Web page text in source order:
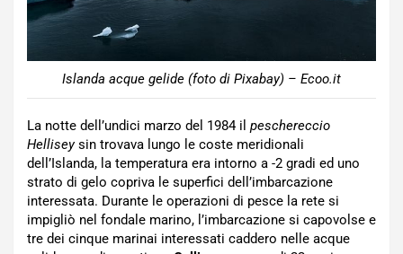
Islanda acque gelide (foto di Pixabay) – Ecoo.it
La notte dell’undici marzo del 1984 il peschereccio
Helliseysin trovava lungo le coste meridionali
dell’Islanda, la temperatura era intorno a -2 gradi ed uno
strato di gelo copriva le superfici dell’imbarcazione
interessata. Durante le operazioni di pesce la rete si
impigliò nel fondale marino, l’imbarcazione si capovolse e
tre dei cinque marinai interessati caddero nelle acque